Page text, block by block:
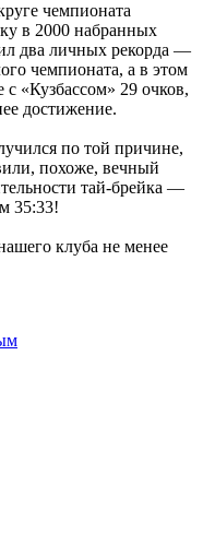
чемпионата
в 2000 набранных
два личных рекорда —
чемпионата, а в этом
с «Кузбассом» 29 очков,
достижение.
по той причине,
похоже, вечный
тай-брейка —
35:33!
клуба не менее